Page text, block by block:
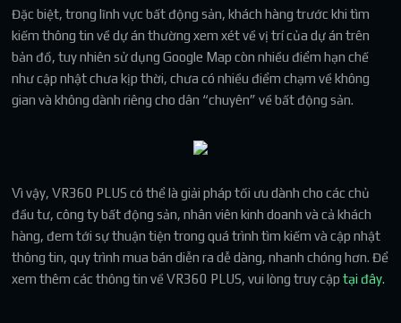
Đặc biệt, trong lĩnh vực bất động sản, khách hàng trước khi tìm
kiếm thông tin về dự án thường xem xét về vị trí của dự án trên
bản đồ, tuy nhiên sử dụng Google Map còn nhiều điểm hạn chế
như cập nhật chưa kịp thời, chưa có nhiều điểm chạm về không
gian và không dành riêng cho dân “chuyên” về bất động sản.
Vì vậy, VR360 PLUS có thể là giải pháp tối ưu dành cho các chủ
đầu tư, công ty bất động sản, nhân viên kinh doanh và cả khách
hàng, đem tới sự thuận tiện trong quá trình tìm kiếm và cập nhật
thông tin, quy trình mua bán diễn ra dễ dàng, nhanh chóng hơn. Để
xem thêm các thông tin về VR360 PLUS, vui lòng truy cậptại đây.